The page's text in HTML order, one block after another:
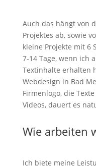
Auch das hängt von
Projektes ab, sowie
kleine Projekte mit 6
7-14 Tage, wenn ich
Textinhalte erhalten
Webdesign in Bad
Firmenlogo, die
Videos, dauert es
Wie arbeiten
Ich biete meine